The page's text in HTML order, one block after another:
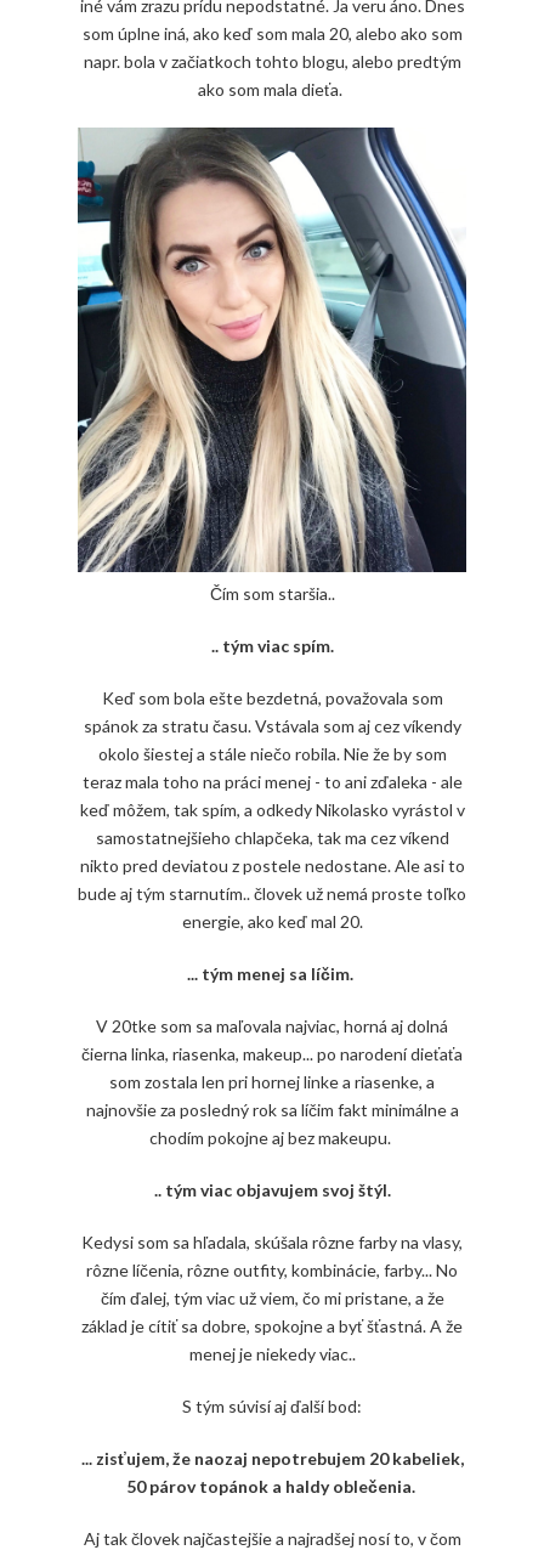
iné vám zrazu prídu nepodstatné. Ja veru áno. Dnes
som úplne iná, ako keď som mala 20, alebo ako som
napr. bola v začiatkoch tohto blogu, alebo predtým
ako som mala dieťa.
Čím som staršia..
.. tým viac spím.
Keď som bola ešte bezdetná, považovala som
spánok za stratu času. Vstávala som aj cez víkendy
okolo šiestej a stále niečo robila. Nie že by som
teraz mala toho na práci menej - to ani zďaleka - ale
keď môžem, tak spím, a odkedy Nikolasko vyrástol v
samostatnejšieho chlapčeka, tak ma cez víkend
nikto pred deviatou z postele nedostane. Ale asi to
bude aj tým starnutím.. človek už nemá proste toľko
energie, ako keď mal 20.
... tým menej sa líčim.
V 20tke som sa maľovala najviac, horná aj dolná
čierna linka, riasenka, makeup... po narodení dieťaťa
som zostala len pri hornej linke a riasenke, a
najnovšie za posledný rok sa líčim fakt minimálne a
chodím pokojne aj bez makeupu.
.. tým viac objavujem svoj štýl.
Kedysi som sa hľadala, skúšala rôzne farby na vlasy,
rôzne líčenia, rôzne outfity, kombinácie, farby... No
čím ďalej, tým viac už viem, čo mi pristane, a že
základ je cítiť sa dobre, spokojne a byť šťastná. A že
menej je niekedy viac..
S tým súvisí aj ďalší bod:
... zisťujem, že naozaj nepotrebujem 20 kabeliek,
50 párov topánok a haldy oblečenia.
Aj tak človek najčastejšie a najradšej nosí to, v čom